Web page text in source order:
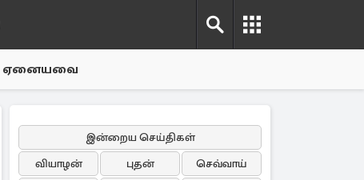
ஏனையவை
இன்றைய செய்திகள்
வியாழன்
புதன்
செவ்வாய்